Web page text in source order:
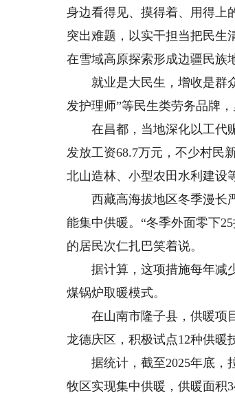
身边看得见、摸得着、用得上
突出难题，以实干担当把民生
在雪域高原探索形成边疆民族
就业是大民生，增收是群众
发护理师”等民生类劳务品牌
在昌都，当地深化以工代赈
发放工资68.7万元，不少村民
北山造林、小型农田水利建设
西藏高海拔地区冬季漫长严
能集中供暖。“冬季外面零下
的居民次仁扎巴笑着说。
据计算，这项措施每年减少
煤锅炉取暖模式。
在山南市隆子县，供暖项目
龙德庆区，积极试点12种供暖
据统计，截至2025年底，拉
牧区实现集中供暖，供暖面积